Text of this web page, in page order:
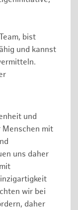
bist
und kannst
und
Menschen mit
uns daher
wir bei
daher